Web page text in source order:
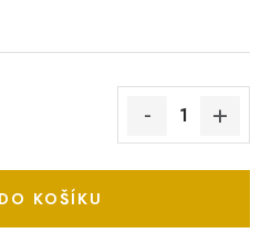
KOŠÍKU